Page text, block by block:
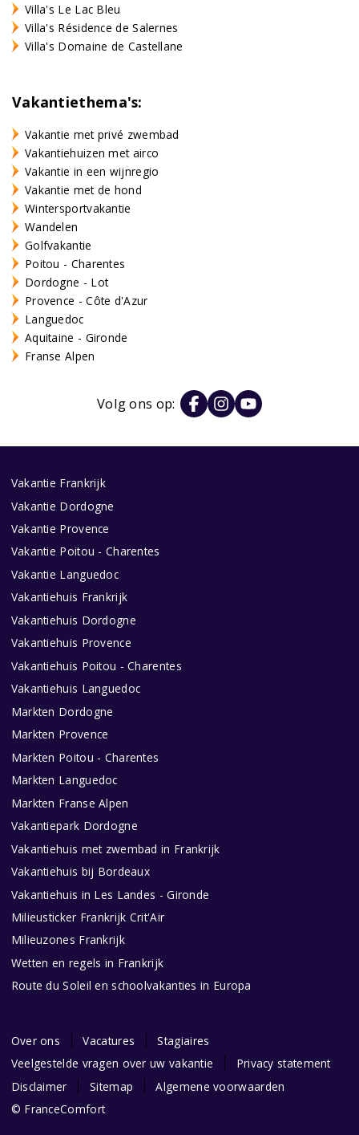
Villa's Le Lac Bleu
Villa's Résidence de Salernes
Villa's Domaine de Castellane
Vakantiethema's:
Vakantie met privé zwembad
Vakantiehuizen met airco
Vakantie in een wijnregio
Vakantie met de hond
Wintersportvakantie
Wandelen
Golfvakantie
Poitou - Charentes
Dordogne - Lot
Provence - Côte d'Azur
Languedoc
Aquitaine - Gironde
Franse Alpen
Volg ons op:
Vakantie Frankrijk
Vakantie Dordogne
Vakantie Provence
Vakantie Poitou - Charentes
Vakantie Languedoc
Vakantiehuis Frankrijk
Vakantiehuis Dordogne
Vakantiehuis Provence
Vakantiehuis Poitou - Charentes
Vakantiehuis Languedoc
Markten Dordogne
Markten Provence
Markten Poitou - Charentes
Markten Languedoc
Markten Franse Alpen
Vakantiepark Dordogne
Vakantiehuis met zwembad in Frankrijk
Vakantiehuis bij Bordeaux
Vakantiehuis in Les Landes - Gironde
Milieusticker Frankrijk Crit'Air
Milieuzones Frankrijk
Wetten en regels in Frankrijk
Route du Soleil en schoolvakanties in Europa
Over ons Vacatures
Stagiaires
Veelgestelde vragen over uw vakantie
Privacy statement
Disclaimer
Sitemap
Algemene voorwaarden
© FranceComfort